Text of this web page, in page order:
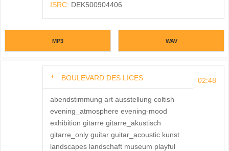
ISRC: DEK500904406
MP3 WAV
BOULEVARD DES LICES 02:48
abendstimmung art ausstellung coltish
evening_atmosphere evening-mood
exhibition gitarre gitarre_akustisch
gitarre_only guitar guitar_acoustic kunst
landscapes landschaft museum playful